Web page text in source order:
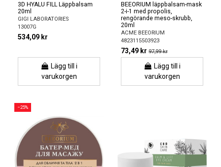
3D HYALU FILL Läppbalsam
20ml
GIGI LABORATORIES
13007G
534,09 kr
Lägg till i
varukorgen
BEEORIUM läppbalsam-mask
2-i-1 med propolis,
rengörande meso-skrubb,
20ml
ACME BEEORIUM
4823115503923
73,49 kr 97,99 kr
Lägg till i
varukorgen
−25%